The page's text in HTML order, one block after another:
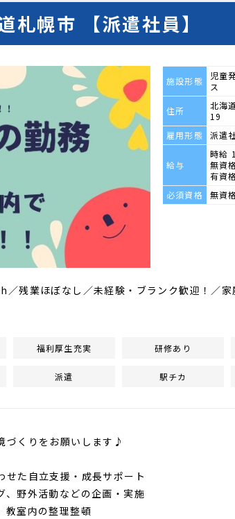
札幌市 【派遣社員】
施設形態
児童
ス
住所
北海
19
雇用形態
派遣
給与
時給
無資
有資
必須資格
無資
／残業ほぼなし／未経験・ブランク歓迎！／
福利厚生充実 研修あり
派遣 駅チカ
づくりをお願いします♪
せた自立支援・成長サポート
、野外活動などの企画・実施
教室内の整理整頓